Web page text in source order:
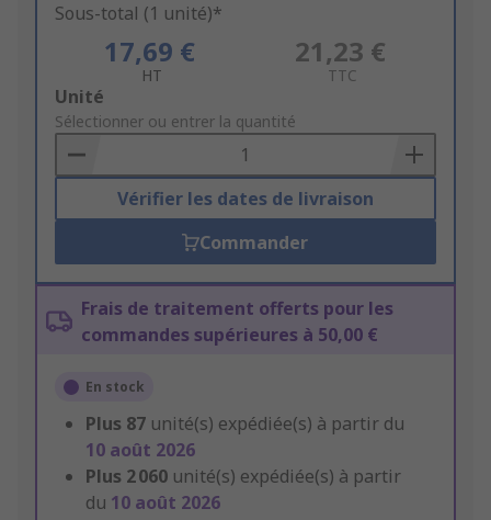
Sous-total (1 unité)*
17,69 €
HT
21,23 €
TTC
Add
to
Basket
Unité
Sélectionner ou entrer la quantité
Vérifier les dates de livraison
Commander
Frais de traitement offerts pour les
commandes supérieures à 50,00 €
En stock
Plus 87 unité(s) expédiée(s) à partir du
10 août 2026
Plus 2 060 unité(s) expédiée(s) à partir
du 10 août 2026